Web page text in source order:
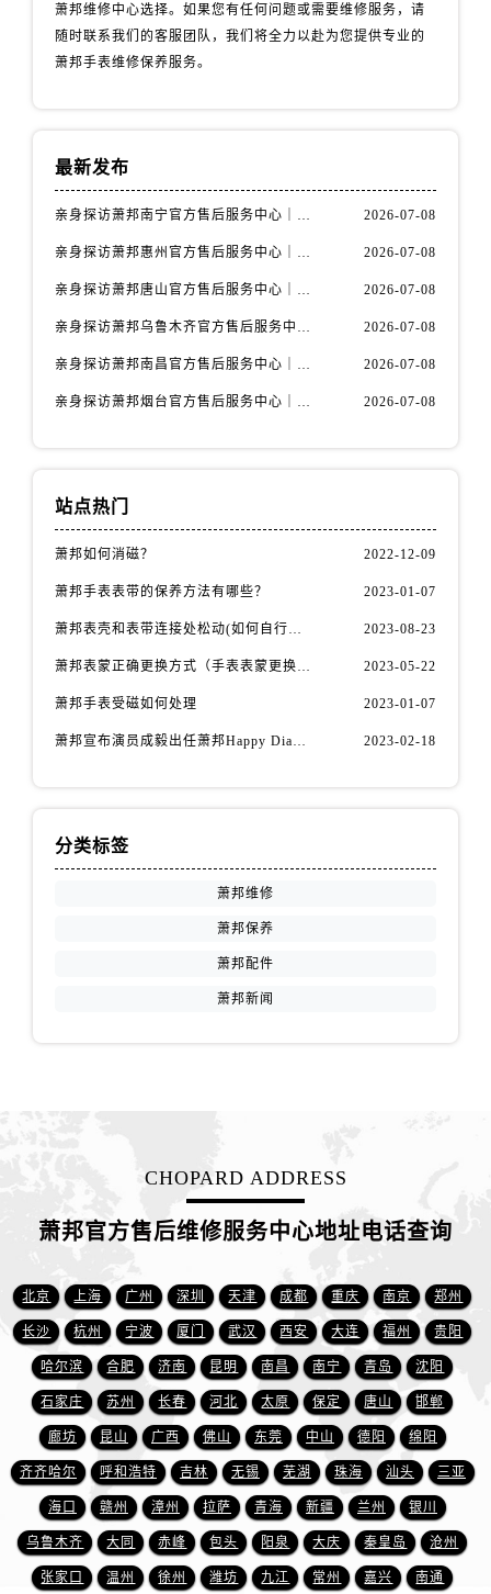
安徽省宿州市埇桥区人民中路萧邦售后服务中心（需提前预约）
江苏省淮安市清江浦区淮海北路萧邦售后服务中心（需提前预约）
江苏省盐城市盐都区世纪大道5号盐城金融城写字楼1号楼16层1604室萧邦售后服务中心（需提前预约）
江苏省扬州市邗江区国展路29号星耀天地写字楼1号楼18层1803室萧邦售后服务中心（需提前预约）
江西省吉安市吉州区井冈山大道萧邦售后服务中心（需提前预约）
山东省临沂市兰山区解放路萧邦售后服务中心（需提前预约）
山东省威海市环翠区新威海路89号振华商厦一楼名表维修萧邦售后服务中心（需提前预约）
山东省潍坊市奎文区东风东街萧邦售后服务中心（需提前预约）
山东省枣庄市滕州市北辛路与善国路交叉口萧邦售后服务中心（需提前预约）
山东省淄博市张店区金晶大道萧邦售后服务中心（需提前预约）
上海市黄浦区南京东路299号宏伊国际广场写字楼8层806室萧邦售后服务中心（需提前预约）
上海市徐汇区虹桥路3号港汇中心2座37层3705室萧邦售后服务中心（需提前预约）
浙江省杭州市上城区钱江路1366号华润大厦A座5层503-5室萧邦售后服务中心（需提前预约）
浙江省湖州市吴兴区劳动路萧邦售后服务中心（需提前预约）
浙江省嘉兴市南湖区广益路705号嘉兴世界贸易中心A座13层1304室萧邦售后服务中心（需提前预约）
浙江省金华市金东区东市南街777号金华万达广场4号楼22楼2209室萧邦售后服务中心（需提前预约）
萧邦维修中心选择。如果您有任何问题或需要维修服务，请
随时联系我们的客服团队，我们将全力以赴为您提供专业的
萧邦手表维修保养服务。
最新发布
亲身探访萧邦南宁官方售后服务中心｜网点地址与电话（2026年7月最新） 2026-07-08
亲身探访萧邦惠州官方售后服务中心｜网点地址及热线（2026年7月最新） 2026-07-08
亲身探访萧邦唐山官方售后服务中心｜全新地址及服务热线（2026年7月最新） 2026-07-08
亲身探访萧邦乌鲁木齐官方售后服务中心｜网点地址与服务热线（2026年7月最新） 2026-07-08
亲身探访萧邦南昌官方售后服务中心｜详细地址及客服热线（2026年7月最新） 2026-07-08
亲身探访萧邦烟台官方售后服务中心｜全新官方服务电话与地址（2026年7月最新） 2026-07-08
站点热门
萧邦如何消磁？ 2022-12-09
萧邦手表表带的保养方法有哪些？ 2023-01-07
萧邦表壳和表带连接处松动(如何自行修复) 2023-08-23
萧邦表蒙正确更换方式（手表表蒙更换知识） 2023-05-22
萧邦手表受磁如何处理 2023-01-07
萧邦宣布演员成毅出任萧邦Happy Diamonds系列品牌大使 2023-02-18
分类标签
萧邦维修
萧邦保养
萧邦配件
萧邦新闻
CHOPARD ADDRESS
萧邦官方售后维修服务中心地址电话查询
北京 上海 广州 深圳 天津 成都 重庆 南京 郑州
长沙 杭州 宁波 厦门 武汉 西安 大连 福州 贵阳
哈尔滨 合肥 济南 昆明 南昌 南宁 青岛 沈阳
石家庄 苏州 长春 河北 太原 保定 唐山 邯郸
廊坊 昆山 广西 佛山 东莞 中山 德阳 绵阳
齐齐哈尔 呼和浩特 吉林 无锡 芜湖 珠海 汕头 三亚
海口 赣州 漳州 拉萨 青海 新疆 兰州 银川
乌鲁木齐 大同 赤峰 包头 阳泉 大庆 秦皇岛 沧州
张家口 温州 徐州 潍坊 九江 常州 嘉兴 南通